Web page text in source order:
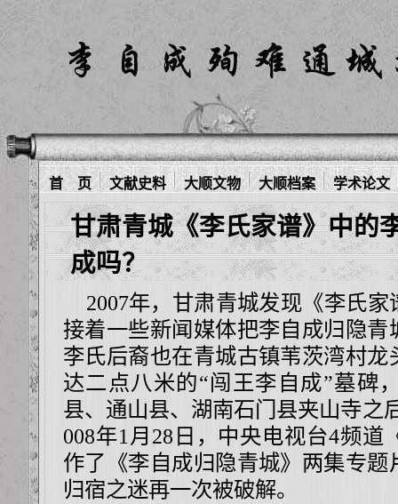
首 页 文献史料 大顺文物 大顺档案 学术论文
甘肃青城《李氏家谱》中的
成吗？
2007年，甘肃青城发现《李氏家
接着一些新闻媒体把李自成归隐
李氏后裔也在青城古镇苇茨湾村
达二点八米的“闯王李自成”墓碑
县、通山县、湖南石门县夹山寺之
008年1月28日，中央电视台4频道
作了 《李自成归隐青城》 两集专题
归宿之迷再一次被破解。